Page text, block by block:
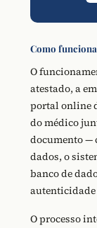
Como funciona
O
atestado, a
portal online
do médico
documento —
dados, o
banco de
autenticidade
O processo